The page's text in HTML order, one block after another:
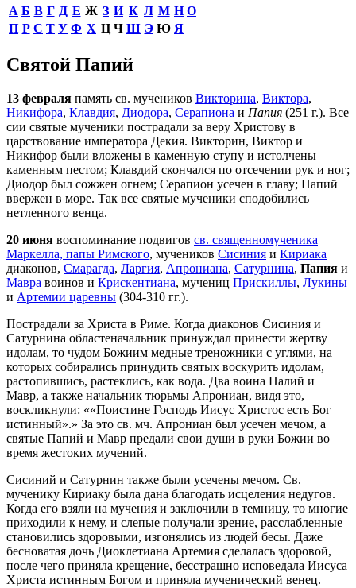
А Б В Г Д Е Ж З И К Л М Н О
П Р С Т У Ф Х Ц Ч Ш Э Ю Я
Святой Папий
13 февраля память св. мучеников Викторина, Виктора,
Никифора, Клавдия, Диодора, Серапиона и Папия (251 г.). Все
сии святые мученики пострадали за веру Христову в
царствование императора Декия. Викторин, Виктор и
Никифор были вложены в каменную ступу и истолчены
каменным пестом; Клавдий скончался по отсечении рук и ног;
Диодор был сожжен огнем; Серапион усечен в главу; Папий
ввержен в море. Так все святые мученики сподобились
нетленного венца.
20 июня воспоминание подвигов св. священномученика
Маркелла, папы Римского, мучеников Сисиния и Кириака
диаконов, Смарагда, Ларгия, Апрониана, Сатурнина, Папия и
Мавра воинов и Крискентиана, мучениц Прискиллы, Лукины
и Артемии царевны (304-310 гг.).
Пострадали за Христа в Риме. Когда диаконов Сисиния и
Сатурнина областеначальник принуждал принести жертву
идолам, то чудом Божиим медные треножники с углями, на
которых собирались принудить святых воскурить идолам,
растопившись, растеклись, как вода. Два воина Палий и
Мавр, а также начальник тюрьмы Апрониан, видя это,
воскликнули:
«Поистине Господь Иисус Христос есть Бог
истинный».
За это св. мч. Апрониан был усечен мечом, а
святые Папий и Мавр предали свои души в руки Божии во
время жестоких мучений.
Сисиний и Сатурнин также были усечены мечом. Св.
мученику Кириаку была дана благодать исцеления недугов.
Когда его взяли на мучения и заключили в темницу, то многие
приходили к нему, и слепые получали зрение, расслабленные
становились здоровыми, изгонялись из людей бесы. Даже
бесноватая дочь Диоклетиана Артемия сделалась здоровой,
после чего приняла крещение, бесстрашно исповедала Иисуса
Христа истинным Богом и приняла мученический венец.